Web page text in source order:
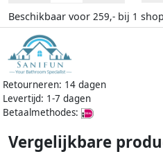
Beschikbaar voor 259,- bij 1
Retourneren: 14 dagen
Levertijd: 1-7 dagen
Betaalmethodes:
Vergelijkbare